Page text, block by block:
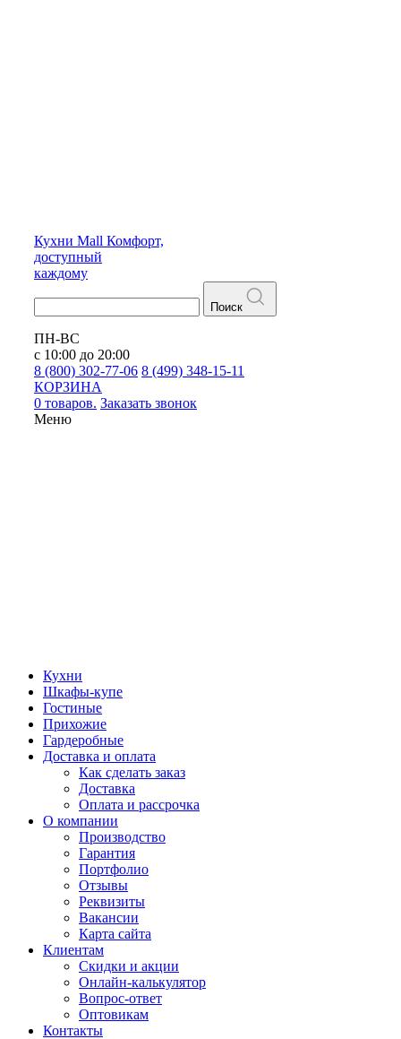
Кухни Mall Комфорт,
доступный
каждому
Поиск
ПН-ВС
с 10:00 до 20:00
8 (800) 302-77-06 8 (499) 348-15-11
КОРЗИНА
0 товаров. Заказать звонок
Меню
Кухни
Шкафы-купе
Гостиные
Прихожие
Гардеробные
Доставка и оплата
Как сделать заказ
Доставка
Оплата и рассрочка
О компании
Производство
Гарантия
Портфолио
Отзывы
Реквизиты
Вакансии
Карта сайта
Клиентам
Скидки и акции
Онлайн-калькулятор
Вопрос-ответ
Оптовикам
Контакты